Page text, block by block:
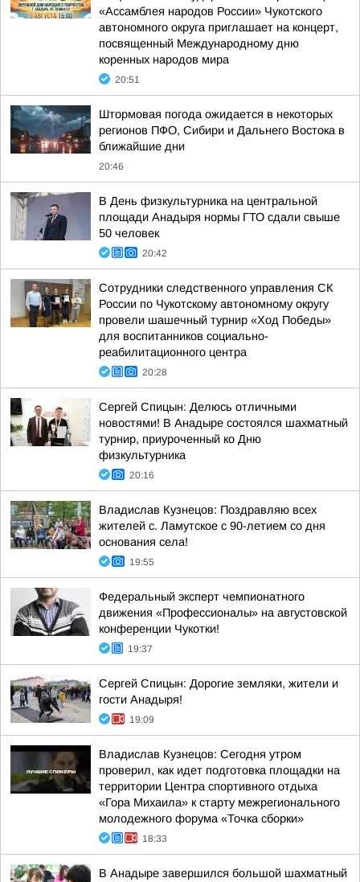
«Ассамблея народов России» Чукотского
автономного округа приглашает на концерт,
посвященный Международному дню
коренных народов мира
20:51
Штормовая погода ожидается в некоторых
регионов ПФО, Сибири и Дальнего Востока в
ближайшие дни
20:46
В День физкультурника на центральной
площади Анадыря нормы ГТО сдали свыше
50 человек
20:42
Сотрудники следственного управления СК
России по Чукотскому автономному округу
провели шашечный турнир «Ход Победы»
для воспитанников социально-
реабилитационного центра
20:28
Сергей Спицын: Делюсь отличными
новостями! В Анадыре состоялся шахматный
турнир, приуроченный ко Дню
физкультурника
20:16
Владислав Кузнецов: Поздравляю всех
жителей с. Ламутское с 90-летием со дня
основания села!
19:55
Федеральный эксперт чемпионатного
движения «Профессионалы» на августовской
конференции Чукотки!
19:37
Сергей Спицын: Дорогие земляки, жители и
гости Анадыря!
19:09
Владислав Кузнецов: Сегодня утром
проверил, как идет подготовка площадки на
территории Центра спортивного отдыха
«Гора Михаила» к старту межрегионального
молодежного форума «Точка сборки»
18:33
В Анадыре завершился большой шахматный